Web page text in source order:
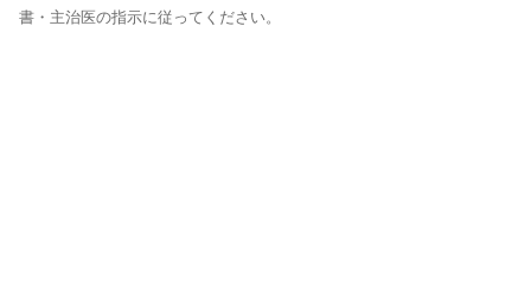
書・主治医の指示に従ってください。